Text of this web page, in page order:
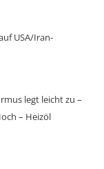
USA/Iran-
legt leicht zu –
– Heizöl